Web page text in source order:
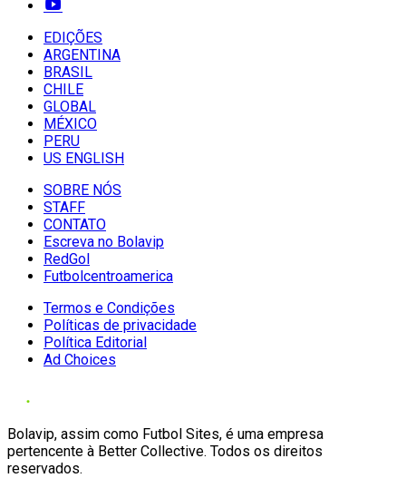
EDIÇÕES
ARGENTINA
BRASIL
CHILE
GLOBAL
MÉXICO
PERU
US ENGLISH
SOBRE NÓS
STAFF
CONTATO
Escreva no Bolavip
RedGol
Futbolcentroamerica
Termos e Condições
Políticas de privacidade
Política Editorial
Ad Choices
Bolavip, assim como Futbol Sites, é uma empresa
pertencente à Better Collective. Todos os direitos
reservados.